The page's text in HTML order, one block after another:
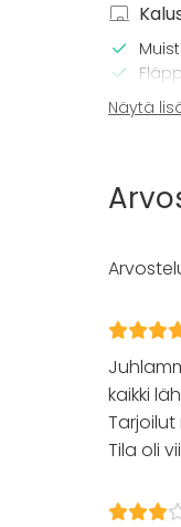
Golf
Näytä
kaikki
Tila oli